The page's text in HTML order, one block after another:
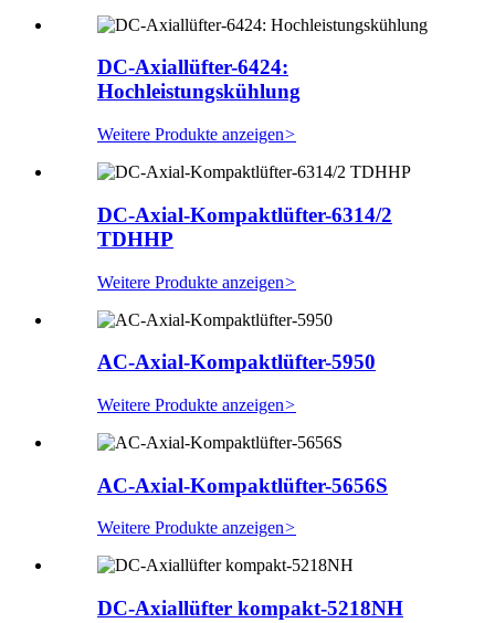
DC-Axiallüfter-6424:
Hochleistungskühlung
Weitere Produkte anzeigen>
DC-Axial-Kompaktlüfter-6314/2
TDHHP
Weitere Produkte anzeigen>
AC-Axial-Kompaktlüfter-5950
Weitere Produkte anzeigen>
AC-Axial-Kompaktlüfter-5656S
Weitere Produkte anzeigen>
DC-Axiallüfter kompakt-5218NH